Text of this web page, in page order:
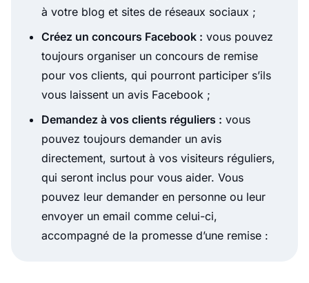
à votre blog et sites de réseaux sociaux ;
Créez un concours Facebook : vous pouvez
toujours organiser un concours de remise
pour vos clients, qui pourront participer s’ils
vous laissent un avis Facebook ;
Demandez à vos clients réguliers : vous
pouvez toujours demander un avis
directement, surtout à vos visiteurs réguliers,
qui seront inclus pour vous aider. Vous
pouvez leur demander en personne ou leur
envoyer un email comme celui-ci,
accompagné de la promesse d’une remise :